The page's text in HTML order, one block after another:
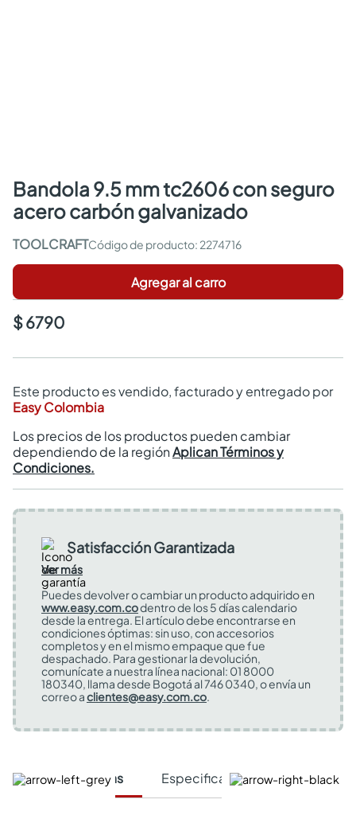
bandola 9.5 mm tc2606 con seguro
acero carbón galvanizado
TOOLCRAFT : 2274716
Agregar al carro
$ 6790
Este producto es vendido, facturado y entregado por
Easy Colombia
Los precios de los productos pueden cambiar
dependiendo de la regiónAplican Términos y
Condiciones.
Satisfacción Garantizada
Ver más
Puedes devolver o cambiar un producto adquirido en
www.easy.com.codentro de los 5 días calendario
desde la entrega. El artículo debe encontrarse en
condiciones óptimas: sin uso, con accesorios
completos y en el mismo empaque que fue
despachado. Para gestionar la devolución,
comunícate a nuestra línea nacional: 01 8000
180340, llama desde Bogotá al 746 0340, o envía un
correo aclientes@easy.com.co.
Características Especificaciones Técnicas